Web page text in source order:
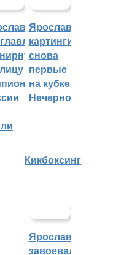
Ярославские
картингисты
снова
первые
на кубке
Нечерноземья
Кикбоксинг
Ярославцы
завоевали